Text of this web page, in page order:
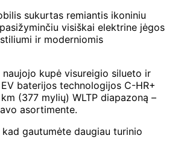
sukurtas remiantis ikoniniu
visiškai elektrine jėgos
ir moderniomis
naujojo kupė visureigio silueto ir
baterijos technologijos C-HR+
(377 mylių) WLTP diapazoną –
asortimente.
kad gautumėte daugiau turinio